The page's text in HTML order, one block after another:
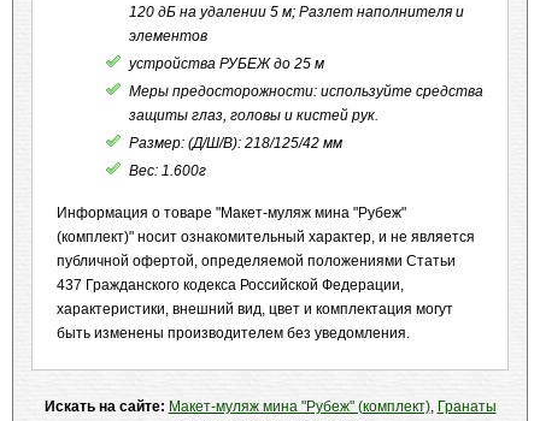
120 дБ на удалении 5 м; Разлет наполнителя и
элементов
устройства РУБЕЖ до 25 м
Меры предосторожности: используйте средства
защиты глаз, головы и кистей рук.
Размер: (Д/Ш/В): 218/125/42 мм
Вес: 1.600г
Информация о товаре "Макет-муляж мина "Рубеж"
(комплект)" носит ознакомительный характер, и не является
публичной офертой, определяемой положениями Статьи
437 Гражданского кодекса Российской Федерации,
характеристики, внешний вид, цвет и комплектация могут
быть изменены производителем без уведомления.
Искать на сайте: Макет-муляж мина "Рубеж" (комплект), Гранаты